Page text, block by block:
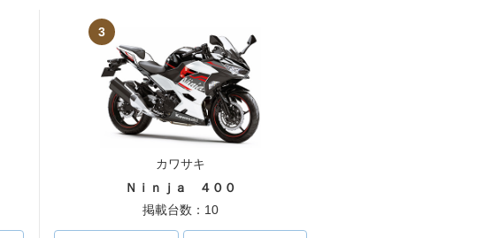
3
カワサキ
Ｎｉｎｊａ ４００
掲載台数：10